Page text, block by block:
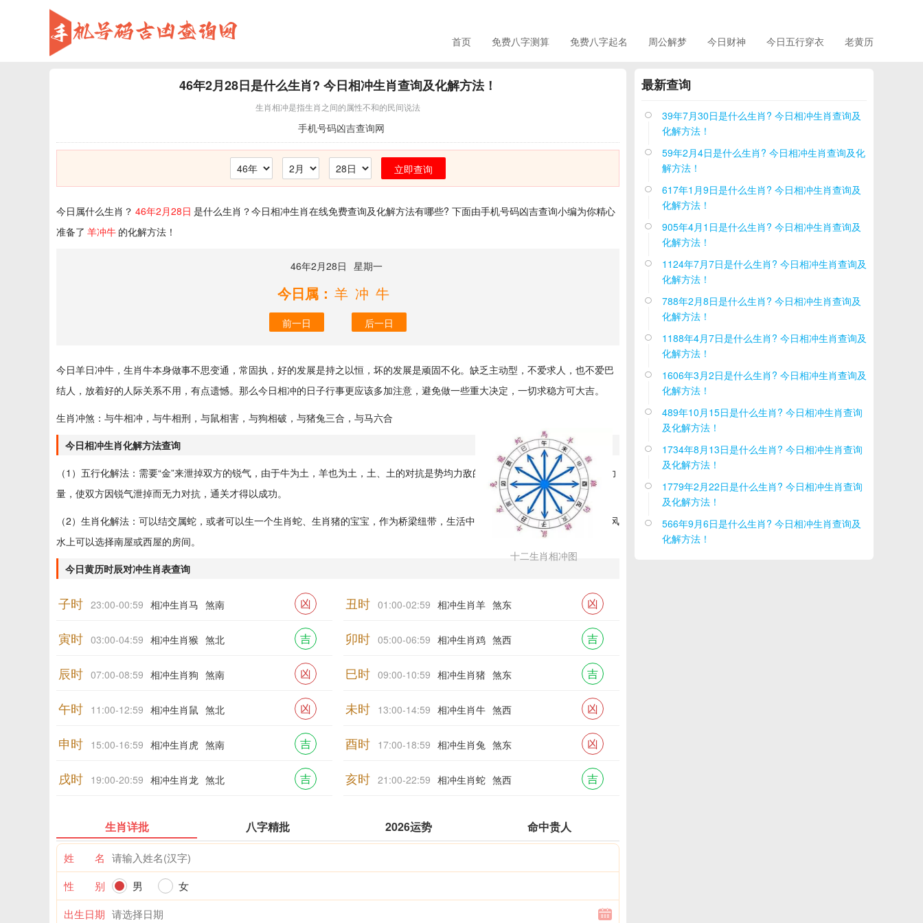
首页 免费八字测算 免费八字起名 周公解梦 今日财神 今日五行穿衣 老黄历
46年2月28日是什么生肖? 今日相冲生肖查询及化解方法！
生肖相冲是指生肖之间的属性不和的民间说法
手机号码凶吉查询网
立即查询
今日属什么生肖？ 46年2月28日 是什么生肖？今日相冲生肖在线免费查询及化解方法有哪些? 下面由手机号码凶吉查询小编为你精心
准备了 羊冲牛 的化解方法！
46年2月28日 星期一
今日属： 羊冲牛
前一日 后一日
十二生肖相冲图
今日羊日冲牛，生肖牛本身做事不思变通，常固执，好的发展是持之以恒，坏的发展是顽固不化。缺乏主动型，不爱求人，也不爱巴
结人，放着好的人际关系不用，有点遗憾。那么今日相冲的日子行事更应该多加注意，避免做一些重大决定，一切求稳方可大吉。
生肖冲煞：与牛相冲，与牛相刑，与鼠相害，与狗相破，与猪兔三合，与马六合
今日相冲生肖化解方法查询
（1）五行化解法：需要“金”来泄掉双方的锐气，由于牛为土，羊也为土，土、土的对抗是势均力敌的关系，只有金可以疏导彼此的力
量，使双方因锐气泄掉而无力对抗，通关才得以成功。
（2）生肖化解法：可以结交属蛇，或者可以生一个生肖蛇、生肖猪的宝宝，作为桥梁纽带，生活中也可以采用白色的色彩来融合，风
水上可以选择南屋或西屋的房间。
今日黄历时辰对冲生肖表查询
子时 23:00-00:59 相冲生肖马 煞南 凶 丑时 01:00-02:59 相冲生肖羊 煞东 凶
寅时 03:00-04:59 相冲生肖猴 煞北 吉 卯时 05:00-06:59 相冲生肖鸡 煞西 吉
辰时 07:00-08:59 相冲生肖狗 煞南 凶 巳时 09:00-10:59 相冲生肖猪 煞东 吉
午时 11:00-12:59 相冲生肖鼠 煞北 凶 未时 13:00-14:59 相冲生肖牛 煞西 凶
申时 15:00-16:59 相冲生肖虎 煞南 吉 酉时 17:00-18:59 相冲生肖兔 煞东 凶
戌时 19:00-20:59 相冲生肖龙 煞北 吉 亥时 21:00-22:59 相冲生肖蛇 煞西 吉
生肖详批 八字精批 2026运势 命中贵人
姓 名
性 别
男
女
出生日期
最新查询

39年7月30日是什么生肖? 今日相冲生肖查询及
化解方法！

59年2月4日是什么生肖? 今日相冲生肖查询及化
解方法！

617年1月9日是什么生肖? 今日相冲生肖查询及
化解方法！

905年4月1日是什么生肖? 今日相冲生肖查询及
化解方法！

1124年7月7日是什么生肖? 今日相冲生肖查询及
化解方法！

788年2月8日是什么生肖? 今日相冲生肖查询及
化解方法！

1188年4月7日是什么生肖? 今日相冲生肖查询及
化解方法！

1606年3月2日是什么生肖? 今日相冲生肖查询及
化解方法！

489年10月15日是什么生肖? 今日相冲生肖查询
及化解方法！

1734年8月13日是什么生肖? 今日相冲生肖查询
及化解方法！

1779年2月22日是什么生肖? 今日相冲生肖查询
及化解方法！

566年9月6日是什么生肖? 今日相冲生肖查询及
化解方法！